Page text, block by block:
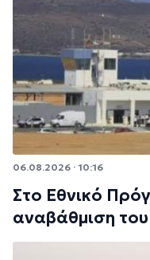
06.08.2026 · 10:16
Στο Εθνικό
αναβάθμιση